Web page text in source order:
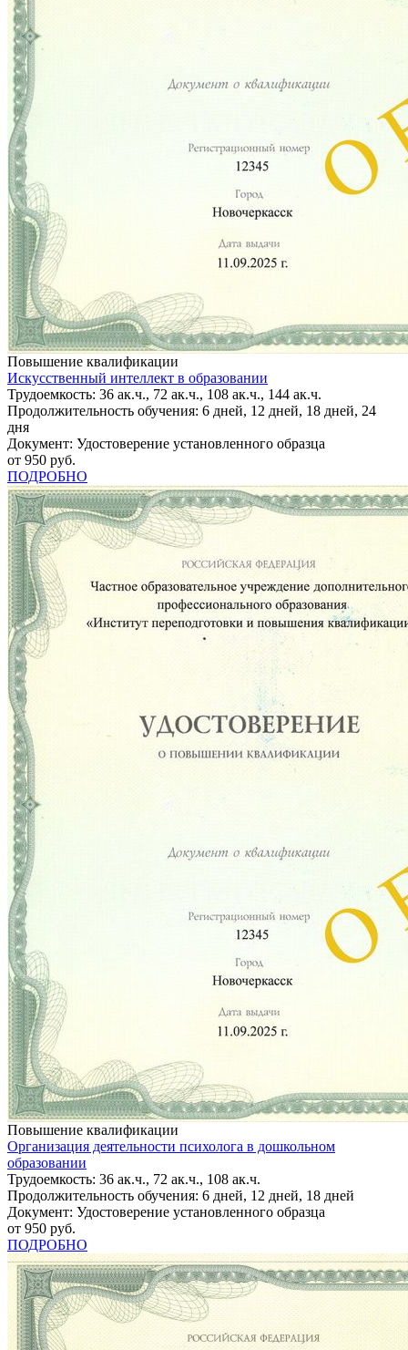
Повышение квалификации
Искусственный интеллект в образовании
Трудоемкость: 36 ак.ч., 72 ак.ч., 108 ак.ч., 144 ак.ч.
Продолжительность обучения: 6 дней, 12 дней, 18 дней, 24
дня
Документ: Удостоверение установленного образца
от 950 руб.
ПОДРОБНО
Повышение квалификации
Организация деятельности психолога в дошкольном
образовании
Трудоемкость: 36 ак.ч., 72 ак.ч., 108 ак.ч.
Продолжительность обучения: 6 дней, 12 дней, 18 дней
Документ: Удостоверение установленного образца
от 950 руб.
ПОДРОБНО